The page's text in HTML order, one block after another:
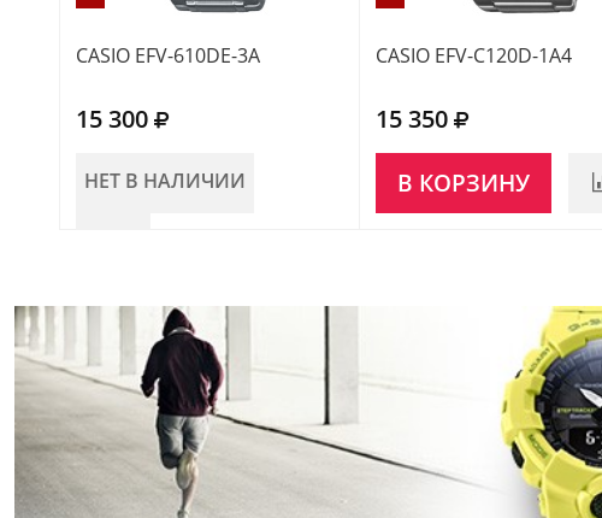
CASIO EFV-610DE-3A
15 300
НЕТ В НАЛИЧИИ
CASIO EFV-C120D-1A4
15 350
В КОРЗИНУ